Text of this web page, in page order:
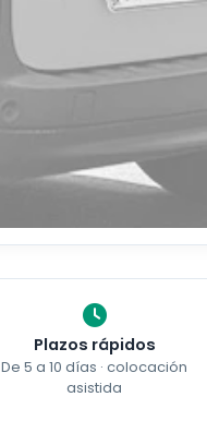
Plazos rápidos
De 5 a 10 días · colocación
asistida